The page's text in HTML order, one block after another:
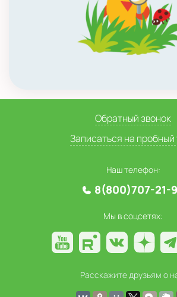
Обратный звонок
Записаться на пробный
Наш телефон:
8(800)707-21-
Мы в соцсетях:
Расскажите друзьям о